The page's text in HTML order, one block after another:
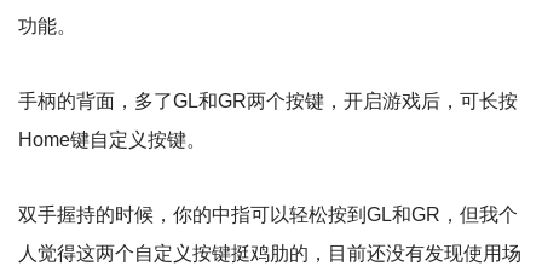
功能。
手柄的背面，多了GL和GR两个按键，开启游戏后，可长按
Home键自定义按键。
双手握持的时候，你的中指可以轻松按到GL和GR，但我个
人觉得这两个自定义按键挺鸡肋的，目前还没有发现使用场